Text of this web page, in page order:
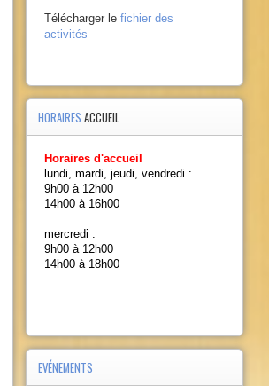
Télécharger le fichier des
activités
HORAIRES ACCUEIL
Horaires d'accueil
lundi, mardi, jeudi, vendredi :
9h00 à 12h00
14h00 à 16h00
mercredi :
9h00 à 12h00
14h00 à 18h00
EVÉNEMENTS